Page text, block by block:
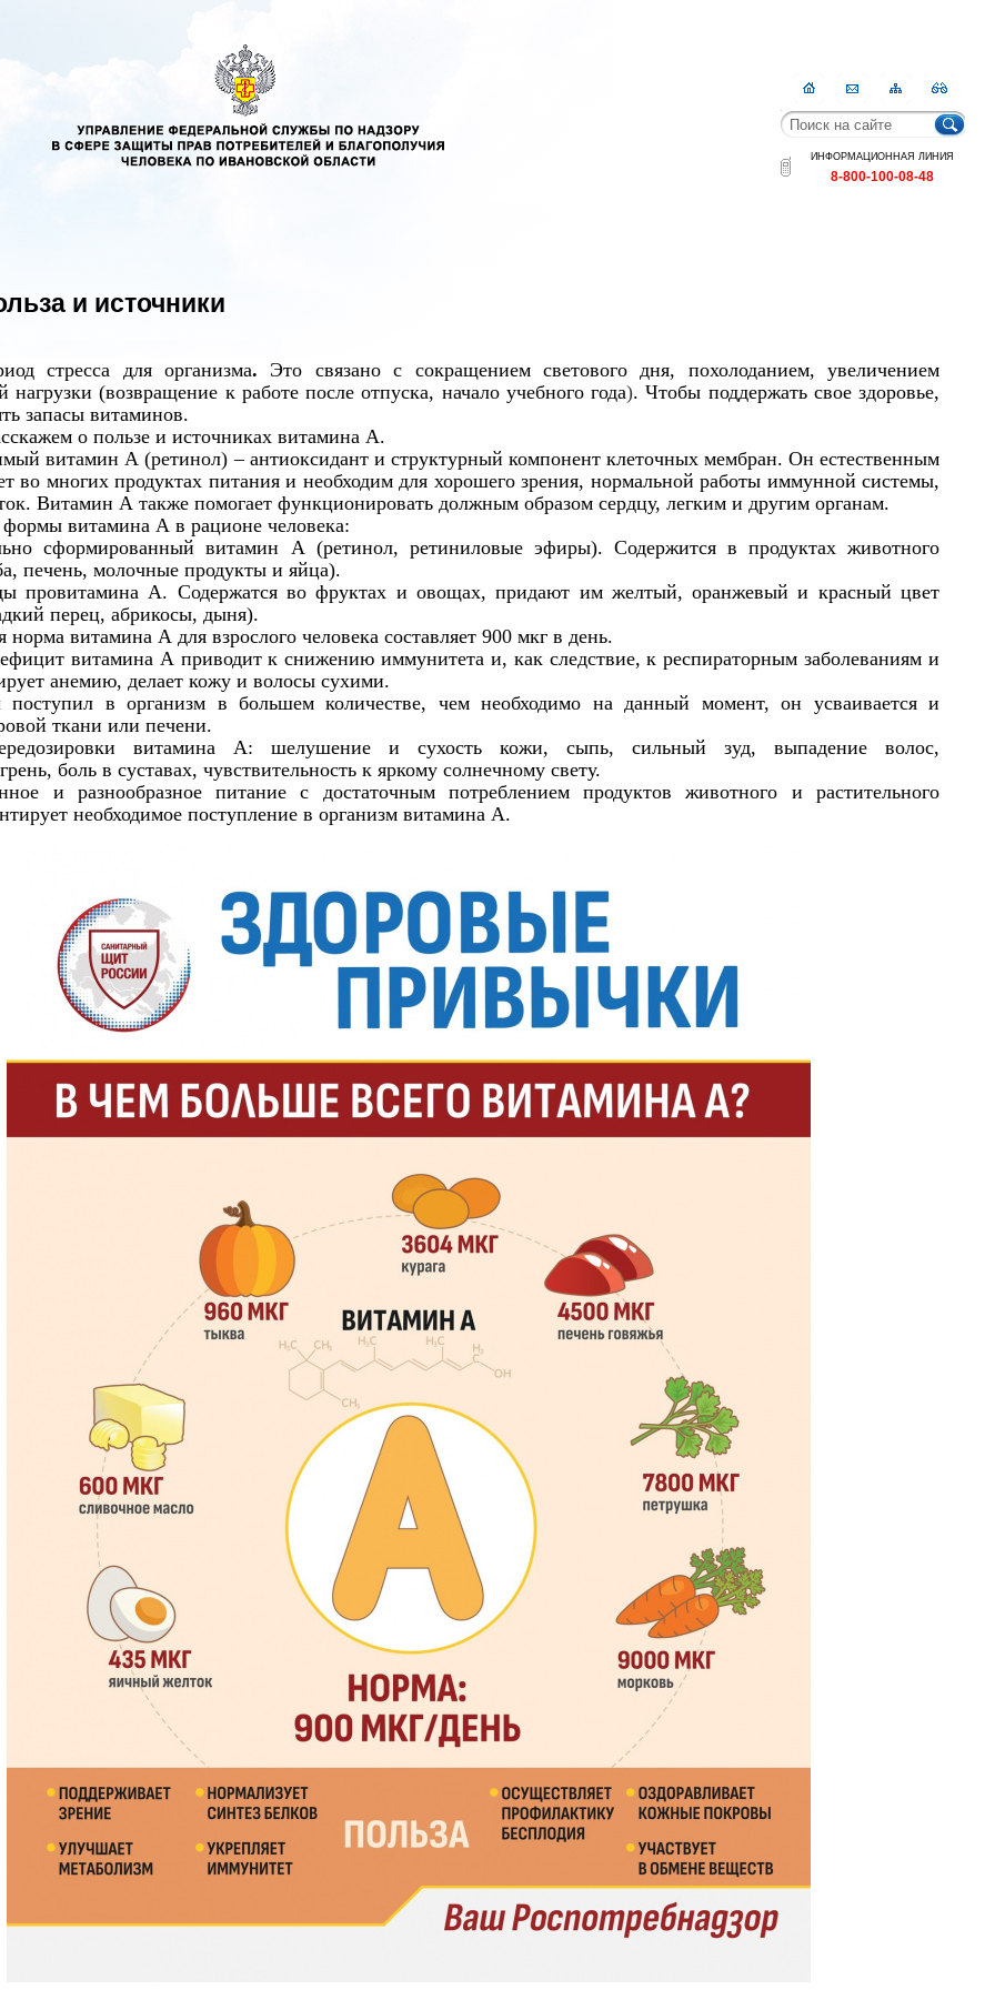
ГлавнаяКонтактыКарта
сайта
RSS
ИНФОРМАЦИОННАЯ ЛИНИЯ
8-800-100-08-48
и источники
стресса для организма. Это связано с сокращением светового дня, похолоданием, увеличением
нагрузки (возвращение к работе после отпуска, начало учебного года).Чтобы поддержать свое здоровье,
запасы витаминов.
о пользе и источниках витамина А.
витамин А (ретинол) – антиоксидант и структурный компонент клеточных мембран. Он естественным
во многих продуктах питания и необходим для хорошего зрения, нормальной работы иммунной системы,
Витамин А также помогает функционировать должным образом сердцу, легким и другим органам.
витамина А в рационе человека:
сформированный витамин А (ретинол, ретиниловые эфиры). Содержится в продуктах животного
печень, молочные продукты и яйца).
провитамина А. Содержатся во фруктах и овощах, придают им желтый, оранжевый и красный цвет
перец, абрикосы, дыня).
норма витамина А для взрослого человека составляет 900 мкг в день.
витамина А приводит к снижению иммунитета и, как следствие, к респираторным заболеваниям и
анемию, делает кожу и волосы сухими.
поступил в организм в большем количестве, чем необходимо на данный момент, он усваивается и
ткани или печени.
витамина А: шелушение и сухость кожи, сыпь, сильный зуд, выпадение волос,
боль в суставах, чувствительность к яркому солнечному свету.
и разнообразное питание с достаточным потреблением продуктов животного и растительного
необходимое поступление в организм витамина А.